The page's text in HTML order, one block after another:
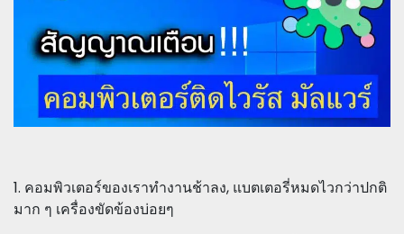
1. คอมพิวเตอร์ของเราทำงานช้าลง, แบตเตอรี่หมดไวกว่าปกติ
มาก ๆ เครื่องขัดข้องบ่อยๆ